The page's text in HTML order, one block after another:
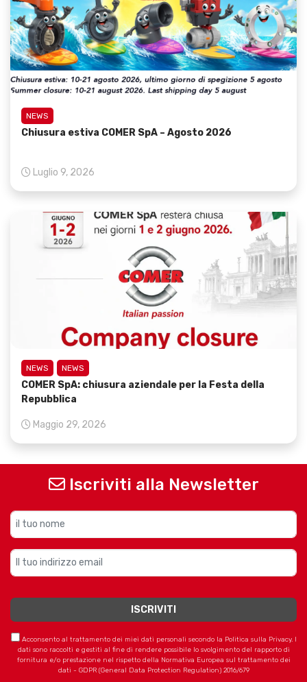
NEWS
Chiusura estiva COMER SpA – Agosto 2026
Luglio 9, 2026
NEWS NEWS
COMER SpA: chiusura aziendale per la Festa della
Repubblica
Maggio 29, 2026
Iscriviti alla Newsletter
Acconsento al trattamento dei miei dati personali secondo la Politica sulla Privacy. I
dati sono raccolti e gestiti al fine di rendere possibile lo svolgimento del rapporto di
fornitura e/o prestazione nel rispetto della Normativa Europea sul trattamento dei
dati - GDPR (General Data Protection Regulation) 2016/679